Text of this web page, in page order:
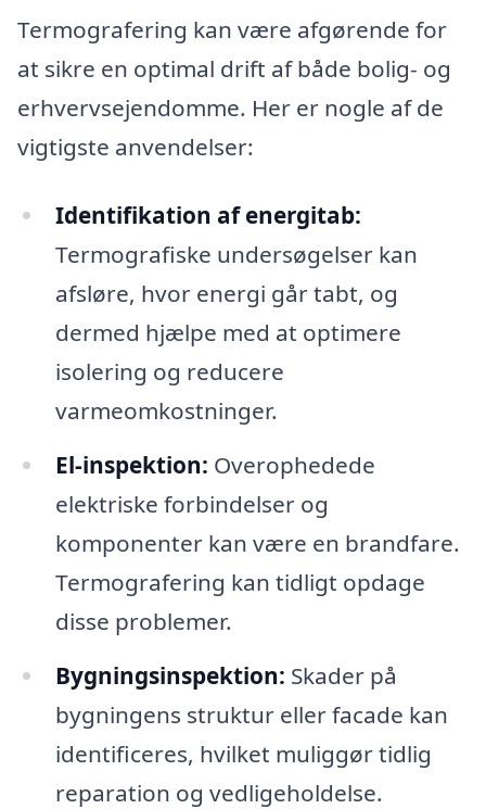
Termografering kan være afgørende for
at sikre en optimal drift af både bolig- og
erhvervsejendomme. Her er nogle af de
vigtigste anvendelser:
Identifikation af energitab:
Termografiske undersøgelser kan
afsløre, hvor energi går tabt, og
dermed hjælpe med at optimere
isolering og reducere
varmeomkostninger.
El-inspektion: Overophedede
elektriske forbindelser og
komponenter kan være en brandfare.
Termografering kan tidligt opdage
disse problemer.
Bygningsinspektion: Skader på
bygningens struktur eller facade kan
identificeres, hvilket muliggør tidlig
reparation og vedligeholdelse.